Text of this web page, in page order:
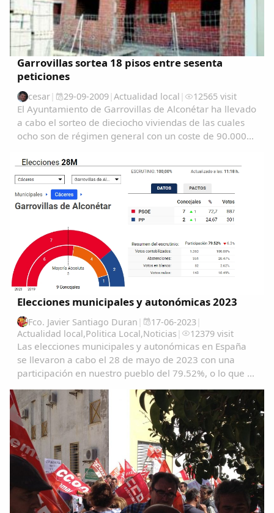
Garrovillas sortea 18 pisos entre sesenta
peticiones
cesar| 29-09-2009| Actualidad local | 12565 visit
El Ayuntamiento de Garrovillas de Alconétar ha llevado
a cabo el sorteo de dieciocho viviendas de las cuales
ocho son de régimen general con un coste de 90.000
80.000 euros....
Elecciones municipales y autonómicas 2023
Fco. Javier Santiago Duran | 17-06-2023|
Actualidad local,Politica Local,Noticias | 12379 visit
Las elecciones municipales y autonómicas en España
se llevaron a cabo el 28 de mayo de 2023 con una
participación en nuestro pueblo del 79.52%, o lo que es
voto. Se eligieron este año 9 concejales...